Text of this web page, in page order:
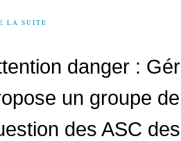
LA SUITE
danger :
un groupe
des ASC